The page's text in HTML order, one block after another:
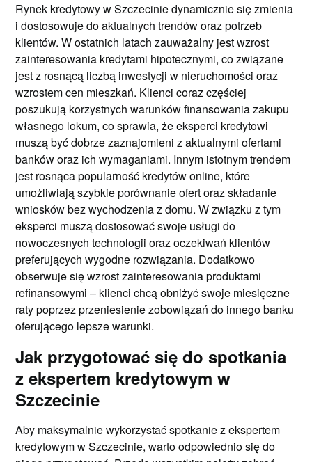
Rynek kredytowy w Szczecinie dynamicznie się zmienia
i dostosowuje do aktualnych trendów oraz potrzeb
klientów. W ostatnich latach zauważalny jest wzrost
zainteresowania kredytami hipotecznymi, co związane
jest z rosnącą liczbą inwestycji w nieruchomości oraz
wzrostem cen mieszkań. Klienci coraz częściej
poszukują korzystnych warunków finansowania zakupu
własnego lokum, co sprawia, że eksperci kredytowi
muszą być dobrze zaznajomieni z aktualnymi ofertami
banków oraz ich wymaganiami. Innym istotnym trendem
jest rosnąca popularność kredytów online, które
umożliwiają szybkie porównanie ofert oraz składanie
wniosków bez wychodzenia z domu. W związku z tym
eksperci muszą dostosować swoje usługi do
nowoczesnych technologii oraz oczekiwań klientów
preferujących wygodne rozwiązania. Dodatkowo
obserwuje się wzrost zainteresowania produktami
refinansowymi – klienci chcą obniżyć swoje miesięczne
raty poprzez przeniesienie zobowiązań do innego banku
oferującego lepsze warunki.
Jak przygotować się do spotkania
z ekspertem kredytowym w
Szczecinie
Aby maksymalnie wykorzystać spotkanie z ekspertem
kredytowym w Szczecinie, warto odpowiednio się do